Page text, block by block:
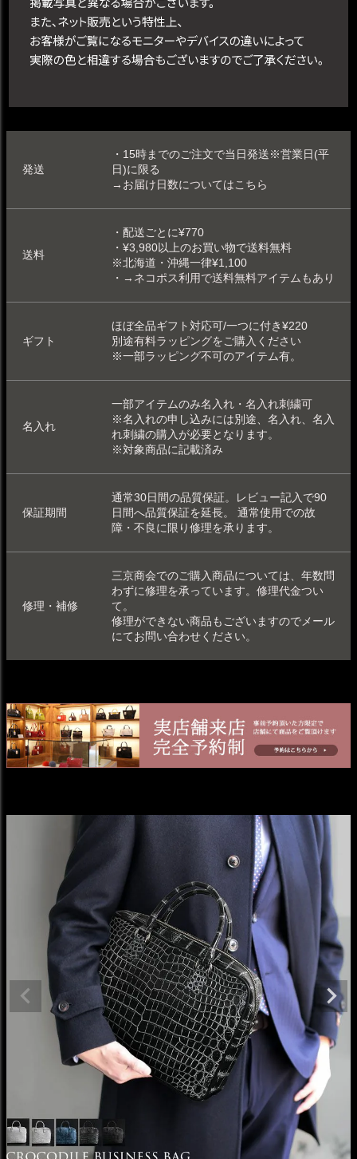
発送
・15時までのご注文で当日発送※営業日(平
日)に限る
→お届け日数についてはこちら
送料
・配送ごとに¥770
・¥3,980以上のお買い物で送料無料
※北海道・沖縄一律¥1,100
・ →ネコポス利用で送料無料アイテムもあり
ギフト
ほぼ全品ギフト対応可/一つに付き¥220
別途有料ラッピングをご購入ください
※一部ラッピング不可のアイテム有。
名入れ
一部アイテムのみ名入れ ・ 名入れ刺繍可
※名入れの申し込みには別途、名入れ、名入
れ刺繍の購入が必要となります。
※対象商品に記載済み
保証期間
通常30日間の品質保証。レビュー記入で90
日間へ品質保証を延長。 通常使用での故
障・不良に限り修理を承ります。
修理・補修
三京商会でのご購入商品については、年数問
わずに修理を承っています。 修理代金つい
て。
修理ができない商品もございますのでメール
にてお問い合わせください。